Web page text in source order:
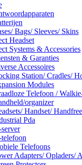
Bags/ Sleeves/ Skins
Headset
Systems & Accessories
& Garanties
Accessoires
Station/ Cradles/
Modules
Telefoon /
organizer
Handset/
Pda
Telefoons
Adapters/ Opladers/